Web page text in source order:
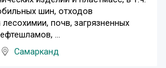
шин, отходов
почв, загрязненных
...
Самарканд